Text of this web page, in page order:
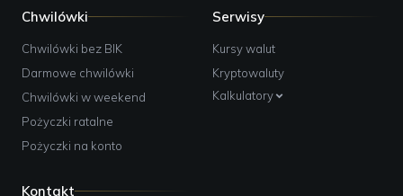
Chwilówki
Chwilówki bez BIK
Darmowe chwilówki
Chwilówki w weekend
Pożyczki ratalne
Pożyczki na konto
Serwisy
Kursy walut
Kryptowaluty
Kalkulatory
Kontakt